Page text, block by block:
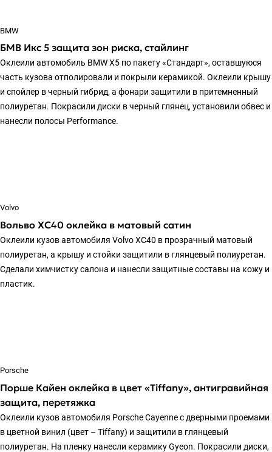
BMW
БМВ Икс 5 защита зон риска, стайлинг
Оклеили автомобиль BMW X5 по пакету «Стандарт», оставшуюся
часть кузова отполировали и покрыли керамикой. Оклеили крышу
и спойлер в черный гибрид, а фонари защитили в притемненный
полиуретан. Покрасили диски в черный глянец, установили обвес и
нанесли полосы Performance.
Volvo
Вольво ХС40 оклейка в матовый сатин
Оклеили кузов автомобиля Volvo XC40 в прозрачный матовый
полиуретан, а крышу и стойки защитили в глянцевый полиуретан.
Сделали химчистку салона и нанесли защитные составы на кожу и
пластик.
Porsche
Порше Кайен оклейка в цвет «Tiffany», антигравийная
защита, перетяжка
Оклеили кузов автомобиля Porsche Cayenne с дверными проемами
в цветной винил (цвет – Tiffany) и защитили в глянцевый
полиуретан. На пленку нанесли керамику Gyeon. Покрасили диски,